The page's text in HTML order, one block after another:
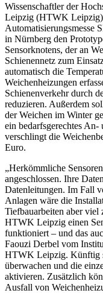
Wissenschaftler der
Leipzig (HTWK Leipzig)
Automatisierungsmesse
in Nürnberg den
Sensorknotens, der an
Schienennetz zum
automatisch die
Weichenheizungen
Schienenverkehr durch
reduzieren. Außerdem
der Weichen im Winter
ein bedarfsgerechtes
verschlingt die
Euro.
„Herkömmliche
angeschlossen. Ihre
Datenleitungen. Im Fall
Anlagen wäre die
Tiefbauarbeiten aber
HTWK Leipzig einen
funktioniert – und das
Faouzi Derbel vom
HTWK Leipzig. Künftig
überwachen und die
aktivieren. Zusätzlich
Ausfall von